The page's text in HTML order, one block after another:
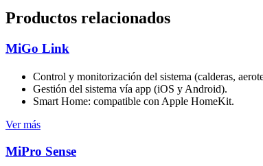
Productos relacionados
MiGo Link
Control y monitorización del sistema (calderas,
Gestión del sistema vía app (iOS y Android).
Smart Home: compatible con Apple HomeKit.
Ver más
MiPro Sense